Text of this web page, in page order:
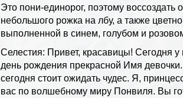
Это пони-единорог, поэтому
небольшого рожка на лбу, а также
выполненной в синем, голубом и
Селестия: Привет, красавицы! Сегодня
день рождения прекрасной Имя
сегодня стоит ожидать чудес. Я,
вас по волшебному миру Понвиля. Вы